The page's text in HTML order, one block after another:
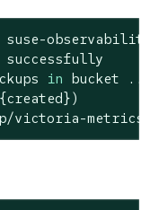
in bucket ...
{created})
metrics-0-